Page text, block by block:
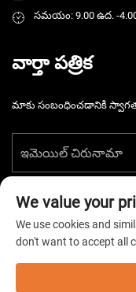
సమయం: 9.00 ఉద. -
వార్తా పత్రిక
మాకు సంబంధించడానికి
కాపీరైట్ © 2026 చైనా తైజౌ
హక్కులు
We value your
We use cookies and
don't want to accept all